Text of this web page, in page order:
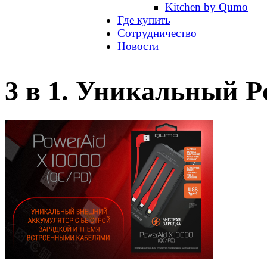
Kitchen by Qumo
Где купить
Сотрудничество
Новости
3 в 1. Уникальный